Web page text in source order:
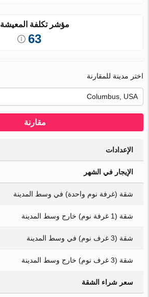
مؤشر تكلفة المعيشة
63
اختر مدينة للمقارنة
مقارنة
الإعدادات
الإيجار في الشهر
شقة (غرفة نوم واحدة) في وسط المدينة
شقة (1 غرفة نوم) خارج وسط المدينة
شقة (3 غرف نوم) في وسط المدينة
شقة (3 غرف نوم) خارج وسط المدينة
سعر شراء الشقة